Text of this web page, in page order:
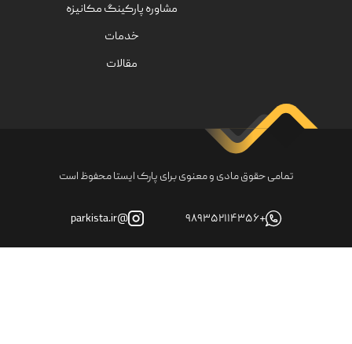
مشاوره پارکینگ مکانیزه
خدمات
مقالات
تمامی حقوق مادی و معنوی برای پارک ایستا محفوظ است
+۹۸۹۳۵۲۱۱۴۳۵۶ @parkista.ir